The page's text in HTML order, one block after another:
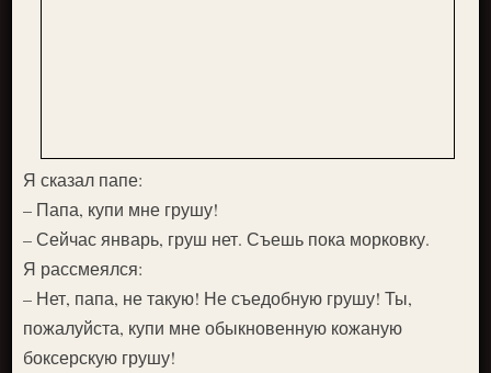
Я сказал папе:
– Папа, купи мне грушу!
– Сейчас январь, груш нет. Съешь пока морковку.
Я рассмеялся:
– Нет, папа, не такую! Не съедобную грушу! Ты,
пожалуйста, купи мне обыкновенную кожаную
боксерскую грушу!